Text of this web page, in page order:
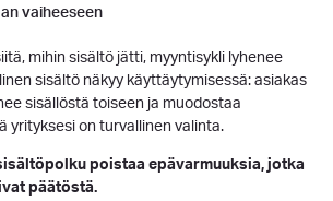
vaiheeseen
mihin sisältö jätti, myyntisykli lyhenee
sisältö näkyy käyttäytymisessä: asiakas
sisällöstä toiseen ja muodostaa
yrityksesi on turvallinen valinta.
poistaa epävarmuuksia, jotka
päätöstä.